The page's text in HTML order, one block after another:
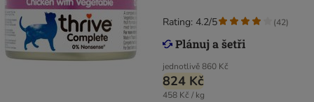
jednotlivě860 Kč
824 Kč
458 Kč / kg
Rating: 4.2/5 (42)